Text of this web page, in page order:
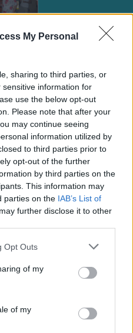
My Personal
sharing to third parties, or
information for
use the below opt-out
Please note that after your
may continue seeing
information utilized by
to third parties prior to
opt-out of the further
by third parties on the
This information may
parties on the IAB’s List of
further disclose it to other
Opt Outs
of my
of my
profil
svou identitu ověřovací
nelze zaručit, že fotografie a
skutečné osobě.
11
vzkaz
a chatu
17:17
: 03.11.2024 12:26
: 46943x